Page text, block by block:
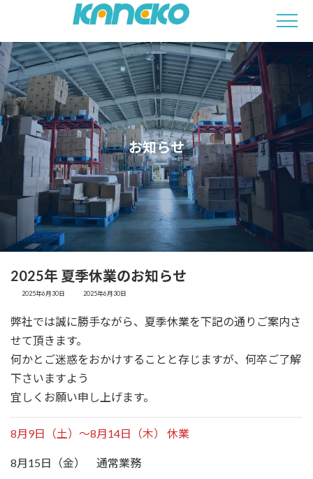
テ
ン
ツ
へ
ス
キ
ッ
ゲ
ー
シ
ョ
ン
に
移
お知らせ
2025年 夏季休業のお知らせ
2025年6月30日
最
新
日
2025年6月30日
弊社では誠に勝手ながら、夏季休業を下記の通りご案内さ
せて頂きます。
何かとご迷惑をおかけすることと存じますが、何卒ご了解
下さいますよう
宜しくお願い申し上げます。
8月9日（土）～8月14日（木） 休業
8月15日（金） 通常業務